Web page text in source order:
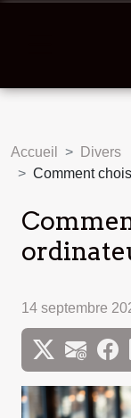
Accueil
Divers
Comment
14 septembre